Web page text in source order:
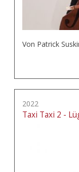
Von Patrick
2022
Taxi Taxi 2 -